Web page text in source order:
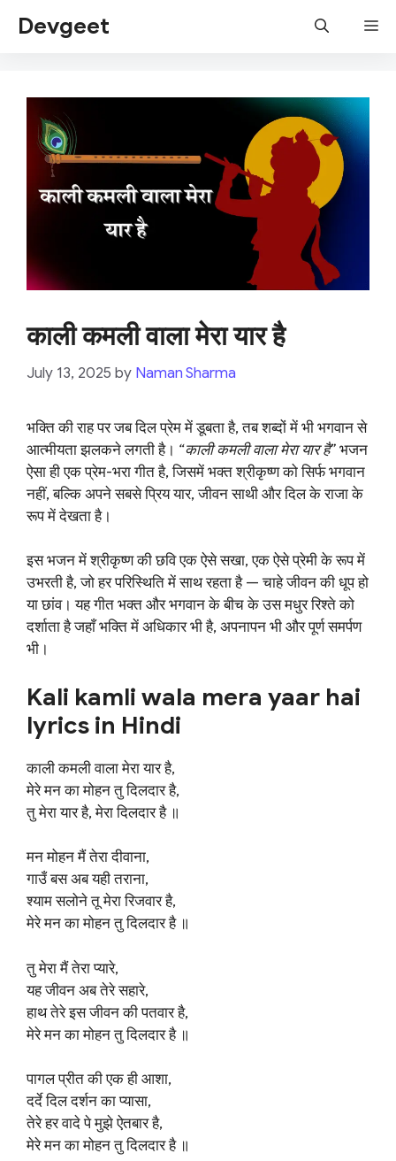
Devgeet
काली कमली वाला मेरा यार है
July 13, 2025 by Naman Sharma
भक्ति की राह पर जब दिल प्रेम में डूबता है, तब शब्दों में भी भगवान से
आत्मीयता झलकने लगती है। “काली कमली वाला मेरा यार है”भजन
ऐसा ही एक प्रेम-भरा गीत है, जिसमें भक्त श्रीकृष्ण को सिर्फ भगवान
नहीं, बल्कि अपने सबसे प्रिय यार, जीवन साथी और दिल के राजा के
रूप में देखता है।
इस भजन में श्रीकृष्ण की छवि एक ऐसे सखा, एक ऐसे प्रेमी के रूप में
उभरती है, जो हर परिस्थिति में साथ रहता है — चाहे जीवन की धूप हो
या छांव। यह गीत भक्त और भगवान के बीच के उस मधुर रिश्ते को
दर्शाता है जहाँ भक्ति में अधिकार भी है, अपनापन भी और पूर्ण समर्पण
भी।
Kali kamli wala mera yaar hai
lyrics in Hindi
काली कमली वाला मेरा यार है,
मेरे मन का मोहन तु दिलदार है,
तु मेरा यार है, मेरा दिलदार है ॥
मन मोहन मैं तेरा दीवाना,
गाउँ बस अब यही तराना,
श्याम सलोने तू मेरा रिजवार है,
मेरे मन का मोहन तु दिलदार है ॥
तु मेरा मैं तेरा प्यारे,
यह जीवन अब तेरे सहारे,
हाथ तेरे इस जीवन की पतवार है,
मेरे मन का मोहन तु दिलदार है ॥
पागल प्रीत की एक ही आशा,
दर्दे दिल दर्शन का प्यासा,
तेरे हर वादे पे मुझे ऐतबार है,
मेरे मन का मोहन तु दिलदार है ॥